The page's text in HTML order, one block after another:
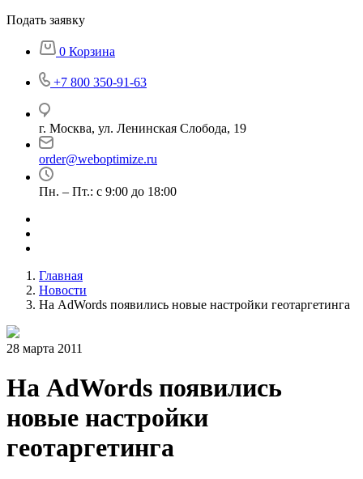
Подать заявку
0 Корзина
+7 800 350-91-63
г. Москва, ул. Ленинская Слобода, 19
order@weboptimize.ru
Пн. – Пт.: с 9:00 до 18:00
Главная
Новости
На AdWords появились новые настройки геотаргетинга
28 марта 2011
На AdWords появились
новые настройки
геотаргетинга